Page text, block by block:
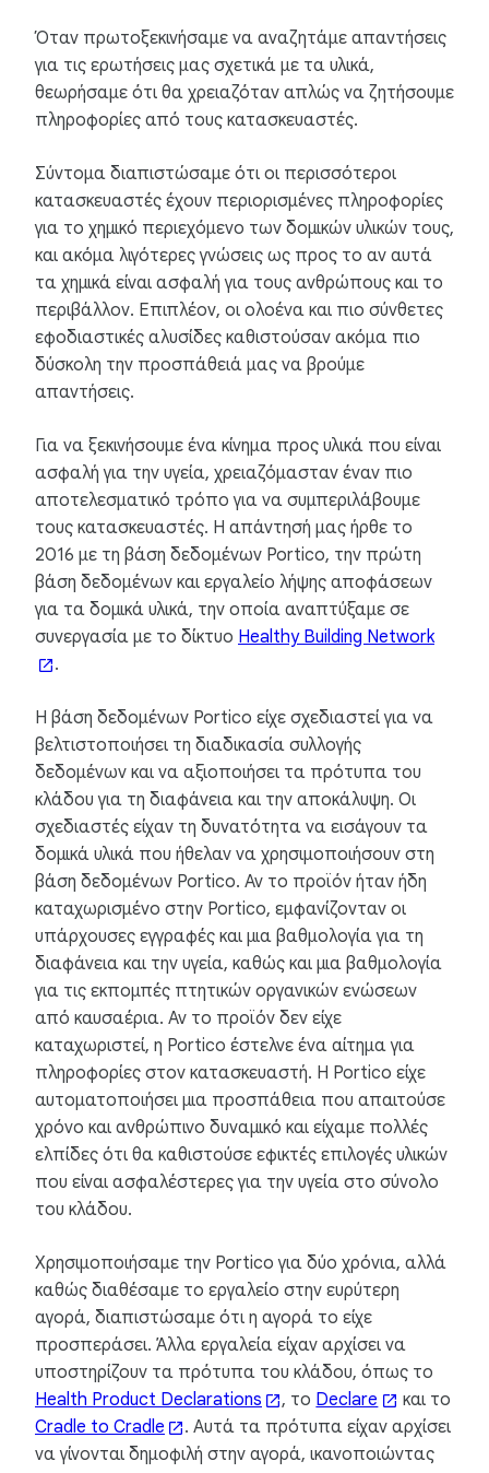
Όταν πρωτοξεκινήσαμε να αναζητάμε απαντήσεις
για τις ερωτήσεις μας σχετικά με τα υλικά,
θεωρήσαμε ότι θα χρειαζόταν απλώς να ζητήσουμε
πληροφορίες από τους κατασκευαστές.
Σύντομα διαπιστώσαμε ότι οι περισσότεροι
κατασκευαστές έχουν περιορισμένες πληροφορίες
για το χημικό περιεχόμενο των δομικών υλικών τους,
και ακόμα λιγότερες γνώσεις ως προς το αν αυτά
τα χημικά είναι ασφαλή για τους ανθρώπους και το
περιβάλλον. Επιπλέον, οι ολοένα και πιο σύνθετες
εφοδιαστικές αλυσίδες καθιστούσαν ακόμα πιο
δύσκολη την προσπάθειά μας να βρούμε
απαντήσεις.
Για να ξεκινήσουμε ένα κίνημα προς υλικά που είναι
ασφαλή για την υγεία, χρειαζόμασταν έναν πιο
αποτελεσματικό τρόπο για να συμπεριλάβουμε
τους κατασκευαστές. Η απάντησή μας ήρθε το
2016 με τη βάση δεδομένων Portico, την πρώτη
βάση δεδομένων και εργαλείο λήψης αποφάσεων
για τα δομικά υλικά, την οποία αναπτύξαμε σε
συνεργασία με το δίκτυο Healthy Building Network
.
Η βάση δεδομένων Portico είχε σχεδιαστεί για να
βελτιστοποιήσει τη διαδικασία συλλογής
δεδομένων και να αξιοποιήσει τα πρότυπα του
κλάδου για τη διαφάνεια και την αποκάλυψη. Οι
σχεδιαστές είχαν τη δυνατότητα να εισάγουν τα
δομικά υλικά που ήθελαν να χρησιμοποιήσουν στη
βάση δεδομένων Portico. Αν το προϊόν ήταν ήδη
καταχωρισμένο στην Portico, εμφανίζονταν οι
υπάρχουσες εγγραφές και μια βαθμολογία για τη
διαφάνεια και την υγεία, καθώς και μια βαθμολογία
για τις εκπομπές πτητικών οργανικών ενώσεων
από καυσαέρια. Αν το προϊόν δεν είχε
καταχωριστεί, η Portico έστελνε ένα αίτημα για
πληροφορίες στον κατασκευαστή. Η Portico είχε
αυτοματοποιήσει μια προσπάθεια που απαιτούσε
χρόνο και ανθρώπινο δυναμικό και είχαμε πολλές
ελπίδες ότι θα καθιστούσε εφικτές επιλογές υλικών
που είναι ασφαλέστερες για την υγεία στο σύνολο
του κλάδου.
Χρησιμοποιήσαμε την Portico για δύο χρόνια, αλλά
καθώς διαθέσαμε το εργαλείο στην ευρύτερη
αγορά, διαπιστώσαμε ότι η αγορά το είχε
προσπεράσει. Άλλα εργαλεία είχαν αρχίσει να
υποστηρίζουν τα πρότυπα του κλάδου, όπως το
Health Product Declarations
, το Declare
και το
Cradle to Cradle
. Αυτά τα πρότυπα είχαν αρχίσει
να γίνονται δημοφιλή στην αγορά, ικανοποιώντας